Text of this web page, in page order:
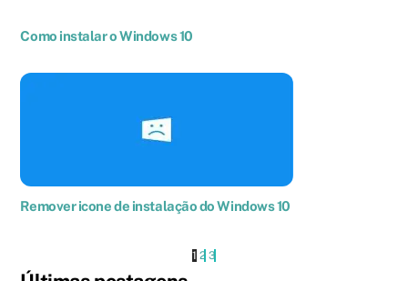
Como instalar o Windows 10
Remover icone de instalação do Windows 10
1 2 3